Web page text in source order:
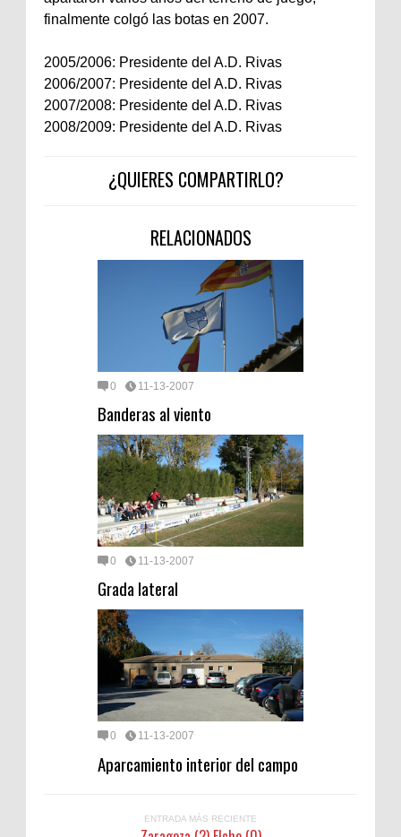
finalmente colgó las botas en 2007.
2005/2006: Presidente del A.D. Rivas
2006/2007: Presidente del A.D. Rivas
2007/2008: Presidente del A.D. Rivas
2008/2009: Presidente del A.D. Rivas
¿QUIERES COMPARTIRLO?
RELACIONADOS
0 11-13-2007
Banderas al viento
0 11-13-2007
Grada lateral
0 11-13-2007
Aparcamiento interior del campo
ENTRADA MÁS RECIENTE